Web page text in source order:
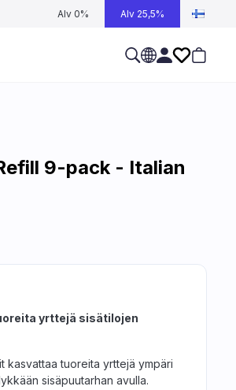
Alv 0% Alv 25,5%
9-pack - Italian
yrttejä sisätilojen
kasvattaa tuoreita yrttejä ympäri
sisäpuutarhan avulla.